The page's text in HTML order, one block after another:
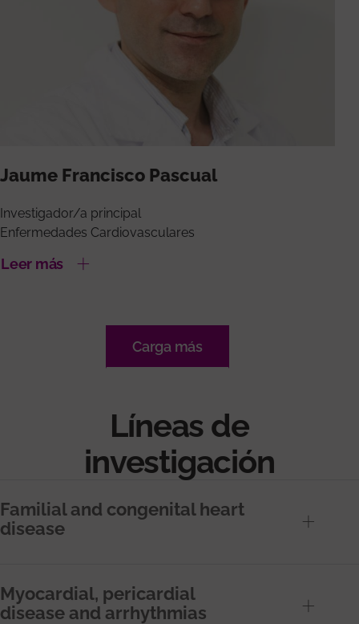
Jaume Francisco Pascual
Investigador/a principal
Enfermedades Cardiovasculares
Leer más
Carga más
Líneas de
investigación
Familial and congenital heart
disease
Myocardial, pericardial
disease and arrhythmias